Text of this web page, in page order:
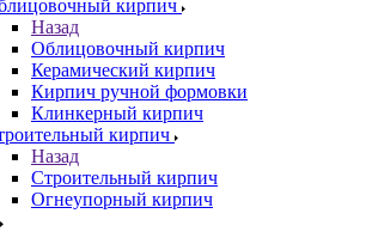
кирпич
Назад
Облицовочный кирпич
Керамический кирпич
Кирпич ручной формовки
Клинкерный кирпич
кирпич
Назад
Строительный кирпич
Огнеупорный кирпич